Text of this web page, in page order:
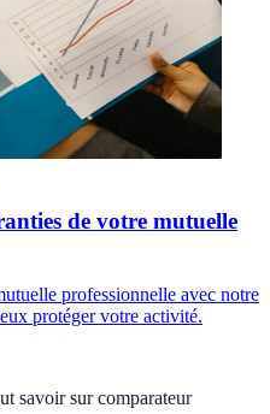
de votre mutuelle
professionnelle avec notre
protéger votre activité.
savoir sur comparateur